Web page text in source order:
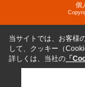
個
当サイトでは、お客様
して、クッキー（
詳しくは、当社の 「